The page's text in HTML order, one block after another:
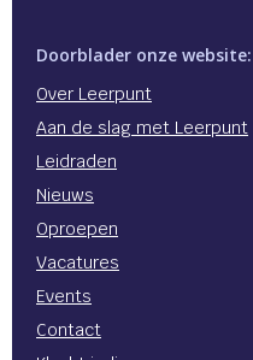
Doorblader onze website:
Over Leerpunt
Aan de slag met Leerpunt
Leidraden
Nieuws
Oproepen
Vacatures
Events
Contact